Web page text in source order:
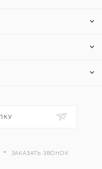
ЗАКАЗАТЬ ЗВОНОК